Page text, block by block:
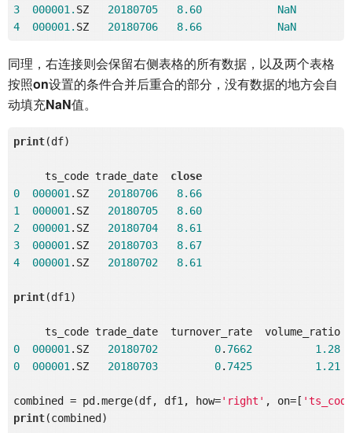
3
000001. SZ 20180705 8.60
NaN
4
000001. SZ 20180706 8.66 NaN
同理，右连接则会保留右侧表格的所有数据，以及两个表格
按照on设置的条件合并后重合的部分，没有数据的地方会自
动填充NaN值。
print(df)
ts_code trade_date close
0
000001 .SZ 20180706
8.66
1
000001 .SZ 20180705
8.60
2
000001 .SZ 20180704
8.61
3
000001 .SZ 20180703
8.67
4
000001 .SZ 20180702 8.61
print(df1)
0 000001 .SZ 20180702 0. 7662
1.28
0
000001 .SZ 20180703 0. 7425 1.21
combined = pd.merge(df, df1, how='right' , on=[
print(combined)